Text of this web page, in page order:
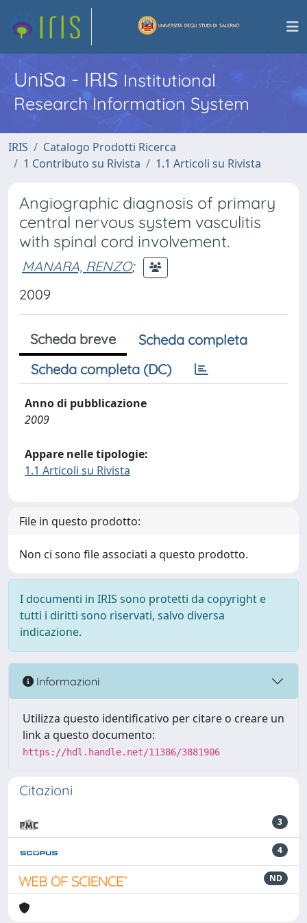
UniSa - IRISInstitutional
Research Information System
IRIS
Catalogo Prodotti Ricerca
1 Contributo su Rivista
1.1 Articoli su Rivista
Angiographic diagnosis of primary
central nervous system vasculitis
with spinal cord involvement.
MANARA, RENZO;
2009
Scheda breve
Scheda completa
Scheda completa (DC)
Anno di pubblicazione
2009
Appare nelle tipologie:
1.1 Articoli su Rivista
File in questo prodotto:
Non ci sono file associati a questo prodotto.
I documenti in IRIS sono protetti da copyright e
tutti i diritti sono riservati, salvo diversa
indicazione.
Informazioni
Utilizza questo identificativo per citare o creare un
link a questo documento:
https://hdl.handle.net/11386/3881906
Citazioni
3
4
ND